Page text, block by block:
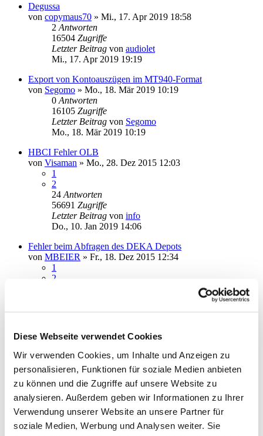
Diese Webseite verwendet Cookies
Wir verwenden Cookies, um Inhalte und Anzeigen zu
personalisieren, Funktionen für soziale Medien anbieten
zu können und die Zugriffe auf unsere Website zu
analysieren. Außerdem geben wir Informationen zu Ihrer
Verwendung unserer Website an unsere Partner für
soziale Medien, Werbung und Analysen weiter. Sie
Degussa
von copymaus70 » Mi., 17. Apr 2019 18:58
2 Antworten
16504 Zugriffe
Letzter Beitrag von audiolet
Mi., 17. Apr 2019 19:19
Export von Kontoauszügen im MT940-Format
von Segomo » Mo., 18. Mär 2019 10:19
0 Antworten
16105 Zugriffe
Letzter Beitrag von Segomo
Mo., 18. Mär 2019 10:19
HBCI Fehler OLB
von Visaman » Mo., 28. Dez 2015 12:03
1
2
24 Antworten
56691 Zugriffe
Letzter Beitrag von info
Do., 10. Jan 2019 14:06
Fehler beim Abfragen des DEKA Depots
von MBEIER » Fr., 18. Dez 2015 12:34
1
2
73357Zugriffe
Mo., 07. Jan 2019 11:00
Keine Überweisung möglich Postbank code 9050
von usb_de»Di., 22. Nov 2016 09:33
6Antworten
27911Zugriffe
Letzter Beitrag
von
audiolet
Sa., 29. Dez 2018 22:13
Datenbank weitergeben